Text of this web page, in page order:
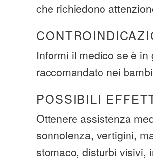
che richiedono
Informi il medico se è
raccomandato nei
POSSIBILI
Ottenere assistenza
sonnolenza, vertigini,
stomaco, disturbi visivi,